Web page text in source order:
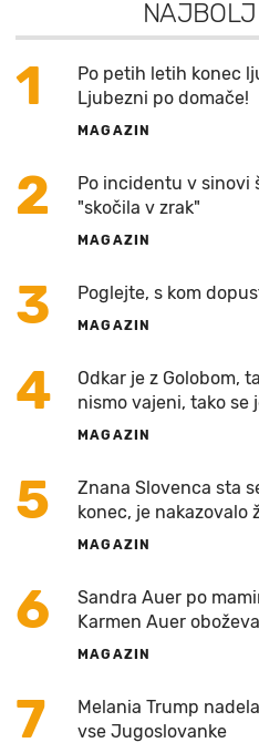
NAJBOLJ
1
Po petih letih konec
Ljubezni po domače!
MAGAZIN
2
Po incidentu v sinovi
"skočila v zrak"
MAGAZIN
3 Poglejte, s kom
MAGAZIN
4
Odkar je z Golobom,
nismo vajeni, tako se
MAGAZIN
5
Znana Slovenca sta
konec, je nakazovalo
MAGAZIN
6
Sandra Auer po
Karmen Auer
MAGAZIN
7
Melania Trump
vse Jugoslovanke